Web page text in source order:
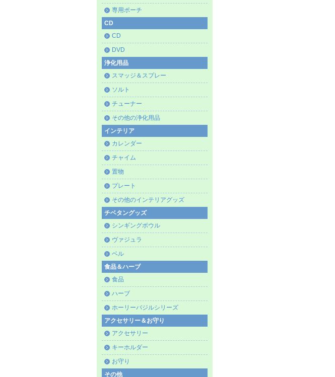
専用ポーチ
CD
CD
DVD
浄化用品
スマッジ＆スプレー
ソルト
チューナー
その他の浄化用品
インテリア
カレンダー
チャイム
置物
プレート
その他のインテリアグッズ
チベタングッズ
シンギングボウル
ヴァジュラ
ベル
食品＆ハーブ
食品
ハーブ
ホーリーバジルシリーズ
アクセサリー＆お守り
アクセサリー
キーホルダー
お守り
その他